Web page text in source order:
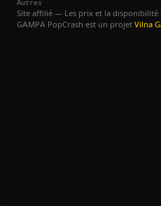
Site affilié — Les prix et la disponibilité
GAMPA PopCrash est un projet Vilna